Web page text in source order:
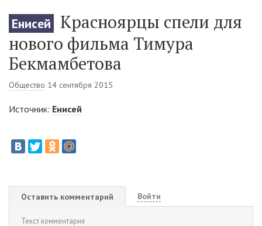
Енисей
Красноярцы спели для
нового фильма Тимура
Бекмамбетова
Общество 14 сентября 2015
Источник: Енисей
Оставить комментарий Войти
Текст комментария